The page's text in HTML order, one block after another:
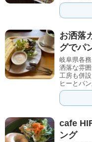
お洒落
グでパ
岐阜県各
洒落な雰
工房も併
ヒーとパ
cafe
ング